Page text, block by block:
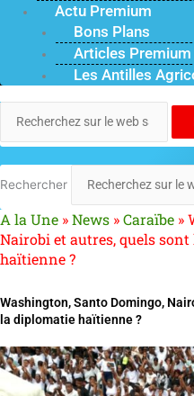
Actu Premium
Bons Plans
Articles Premium
Les Antilles
Rechercher
A la Une »News »Caraïbe »
Nairobi et autres, quels
haïtienne ?
Washington, Santo Domingo,
la diplomatie haïtienne ?